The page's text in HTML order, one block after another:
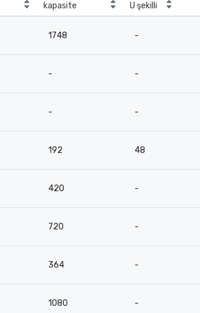
kapasite
U şekilli
1748 -
- -
- -
192 48
420 -
720 -
364 -
1080 -